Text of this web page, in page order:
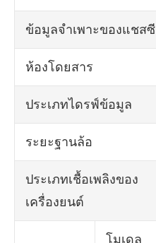
ข้อมูลจำเพาะของแชสซี
ห้องโดยสาร
ประเภทไดรฟ์ข้อมูล
ระยะฐานล้อ
ประเภทเชื้อเพลิงของ
เครื่องยนต์
โมเดล